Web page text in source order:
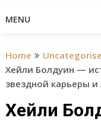
MENU
Home
Хейли Болдуин —
звездной карьеры
Хейли